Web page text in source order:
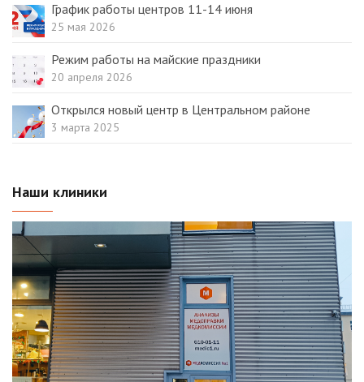
График работы центров 11-14 июня
25 мая 2026
Режим работы на майские праздники
20 апреля 2026
Открылся новый центр в Центральном районе
3 марта 2025
Наши клиники